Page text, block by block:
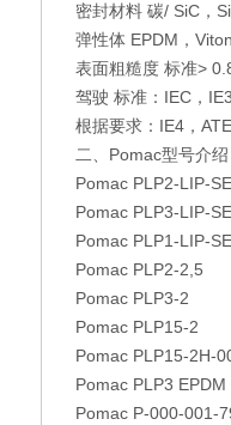
密封材料 碳/ SiC，
弹性体 EPDM，
表面粗糙度 标准>
驾驶 标准：IEC，
根据要求：IE4，
二、Pomac型号介绍
Pomac PLP2-LIP-
Pomac PLP3-LIP-
Pomac PLP1-LIP-
Pomac PLP2-2,5
Pomac PLP3-2
Pomac PLP15-2
Pomac PLP15-2H-
Pomac PLP3 EPDM
Pomac P-000-001-